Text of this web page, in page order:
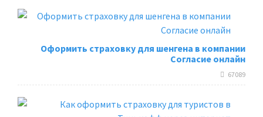
Оформить страховку для шенгена в компании
Согласие онлайн
67089